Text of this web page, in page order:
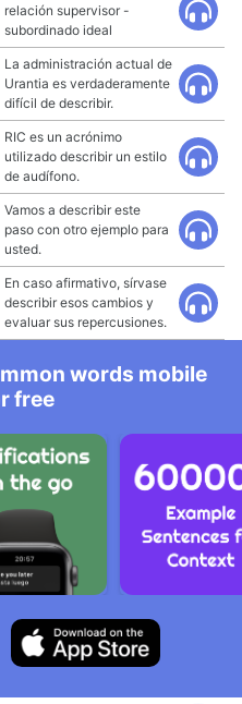
relación supervisor -
subordinado ideal
La administración actual de
Urantia es verdaderamente
difícil de describir.
RIC es un acrónimo
utilizado describir un estilo
de audífono.
Vamos a describir este
paso con otro ejemplo para
usted.
En caso afirmativo, sírvase
describir esos cambios y
evaluar sus repercusiones.
words mobile
free